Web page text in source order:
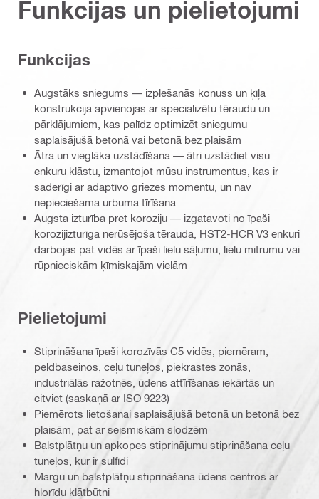
Funkcijas un pielietojumi
Funkcijas
Augstāks sniegums — izplešanās konuss un ķīļa
konstrukcija apvienojas ar specializētu tēraudu un
pārklājumiem, kas palīdz optimizēt sniegumu
saplaisājušā betonā vai betonā bez plaisām
Ātra un vieglāka uzstādīšana — ātri uzstādiet visu
enkuru klāstu, izmantojot mūsu instrumentus, kas ir
saderīgi ar adaptīvo griezes momentu, un nav
nepieciešama urbuma tīrīšana
Augsta izturība pret koroziju — izgatavoti no īpaši
korozijizturīga nerūsējoša tērauda, HST2-HCR V3 enkuri
darbojas pat vidēs ar īpaši lielu sāļumu, lielu mitrumu vai
rūpnieciskām ķīmiskajām vielām
Pielietojumi
Stiprināšana īpaši korozīvās C5 vidēs, piemēram,
peldbaseinos, ceļu tuneļos, piekrastes zonās,
industriālās ražotnēs, ūdens attīrīšanas iekārtās un
citviet (saskaņā ar ISO 9223)
Piemērots lietošanai saplaisājušā betonā un betonā bez
plaisām, pat ar seismiskām slodzēm
Balstplātņu un apkopes stiprinājumu stiprināšana ceļu
tuneļos, kur ir sulfīdi
Margu un balstplātņu stiprināšana ūdens centros ar
hlorīdu klātbūtni